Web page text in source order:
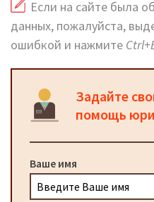
Если на сайте была
данных, пожалуйста,
ошибкой и нажмите
Задайте
помощь
Ваше имя